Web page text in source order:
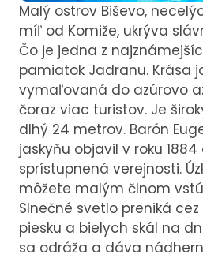
Malý ostrov Biševo,
míľ od Komiže, ukrýva
Čo je jedna z
pamiatok Jadranu. Krása
vymaľovaná do azúrovo
čoraz viac turistov. Je
dlhý 24 metrov. Barón
jaskyňu objavil v roku
sprístupnená verejnosti.
môžete malým člnom
Slnečné svetlo preniká
piesku a bielych skál na
sa odráža a dáva